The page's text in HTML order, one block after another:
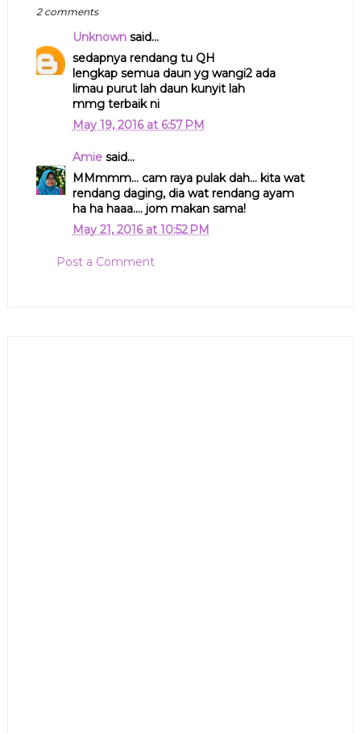
2 comments
Unknownsaid...
sedapnya rendang tu QH
lengkap semua daun yg wangi2 ada
limau purut lah daun kunyit lah
mmg terbaik ni
May 19, 2016 at 6:57 PM
Amiesaid...
MMmmm... cam raya pulak dah... kita wat
rendang daging, dia wat rendang ayam
ha ha haaa.... jom makan sama!
May 21, 2016 at 10:52 PM
Post a Comment